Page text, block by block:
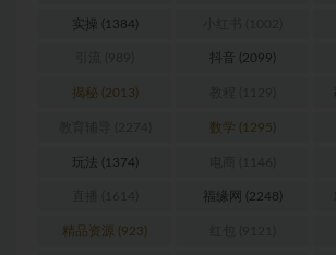
实操 (1384)
抖音 (2099)
揭秘(2013)
数学 (1295)
玩法 (1374)
福缘网 (2248)
精品资源 (923)